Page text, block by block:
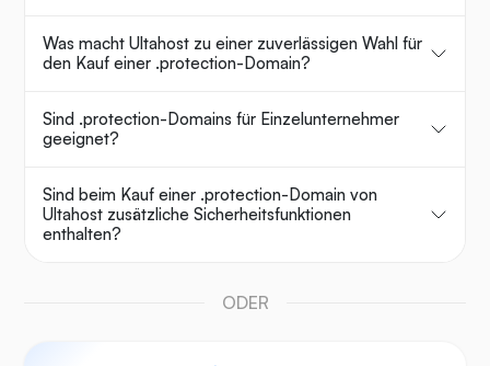
Was macht Ultahost zu einer zuverlässigen Wahl für
den Kauf einer .protection-Domain?
Sind .protection-Domains für Einzelunternehmer
geeignet?
Sind beim Kauf einer .protection-Domain von
Ultahost zusätzliche Sicherheitsfunktionen
enthalten?
ODER